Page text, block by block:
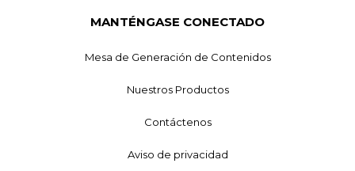
MANTÉNGASE CONECTADO
Mesa de Generación de Contenidos
Nuestros Productos
Contáctenos
Aviso de privacidad